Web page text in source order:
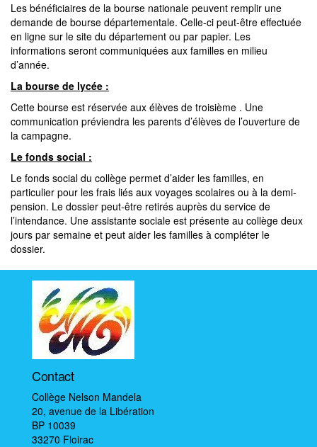
Les bénéficiaires de la bourse nationale peuvent remplir une
demande de bourse départementale. Celle-ci peut-être effectuée
en ligne sur le site du département ou par papier. Les
informations seront communiquées aux familles en milieu
d’année.
La bourse de lycée :
Cette bourse est réservée aux élèves de troisième . Une
communication préviendra les parents d’élèves de l’ouverture de
la campagne.
Le fonds social :
Le fonds social du collège permet d’aider les familles, en
particulier pour les frais liés aux voyages scolaires ou à la demi-
pension. Le dossier peut-être retirés auprès du service de
l’intendance. Une assistante sociale est présente au collège deux
jours par semaine et peut aider les familles à compléter le
dossier.
Contact
Collège Nelson Mandela
20, avenue de la Libération
BP 10039
33270 Floirac